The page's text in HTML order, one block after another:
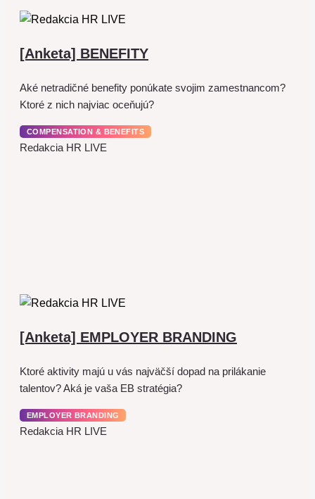
[Anketa] BENEFITY
Aké netradičné benefity ponúkate svojim zamestnancom?
Ktoré z nich najviac oceňujú?
COMPENSATION & BENEFITS
Redakcia HR LIVE
[Anketa] EMPLOYER BRANDING
Ktoré aktivity majú u vás najväčší dopad na prilákanie
talentov? Aká je vaša EB stratégia?
EMPLOYER BRANDING
Redakcia HR LIVE